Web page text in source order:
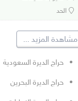
الحد
مشاهدة المزيد ...
حراج الديرة السعودية
حراج الديرة البحرين